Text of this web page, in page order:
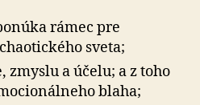
rámec pre
sveta;
zmyslu a účelu; a z toho
blaha;